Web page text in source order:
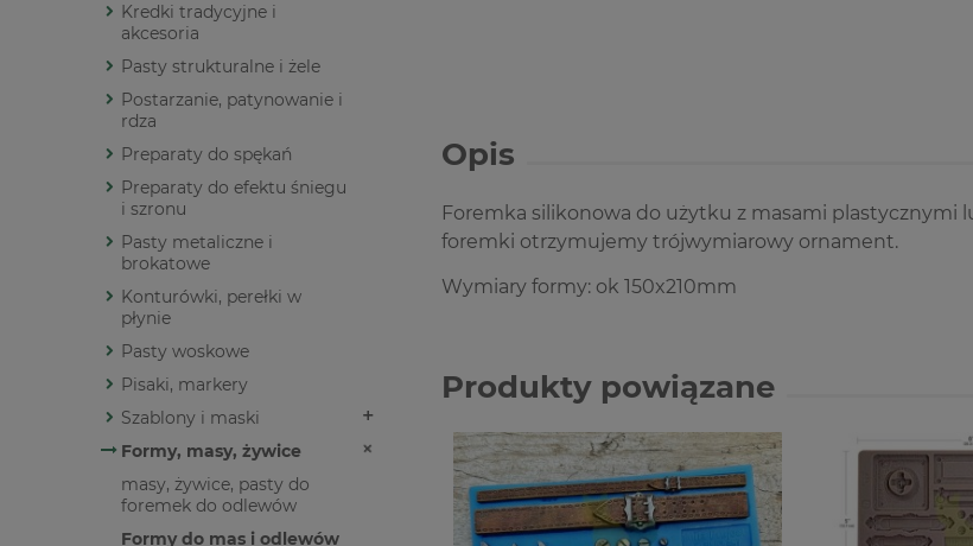
Kredki tradycyjne i
akcesoria
Pasty strukturalne i żele
Postarzanie, patynowanie i
rdza
Preparaty do spękań
Preparaty do efektu śniegu
i szronu
Pasty metaliczne i
brokatowe
Konturówki, perełki w
płynie
Pasty woskowe
Pisaki, markery
Szablony i maski
Formy, masy, żywice
masy, żywice, pasty do
foremek do odlewów
Formy do mas i odlewów
Opis
Foremka silikonowa do użytku z masami plastycznymi
foremki otrzymujemy trójwymiarowy ornament.
Wymiary formy: ok 150x210mm
Produkty powiązane